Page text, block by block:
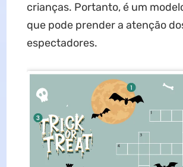
crianças. Portanto, é um
que pode prender a atenção
espectadores.